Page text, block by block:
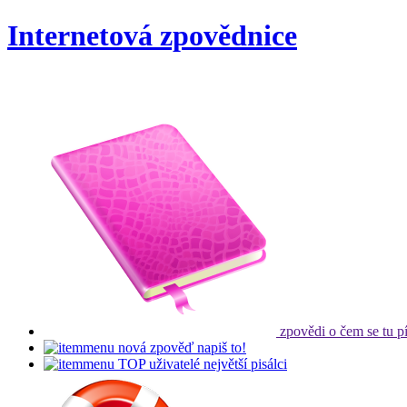
Internetová zpovědnice
zpovědi o čem se tu
nová zpověď napiš to!
TOP uživatelé největší pisálci